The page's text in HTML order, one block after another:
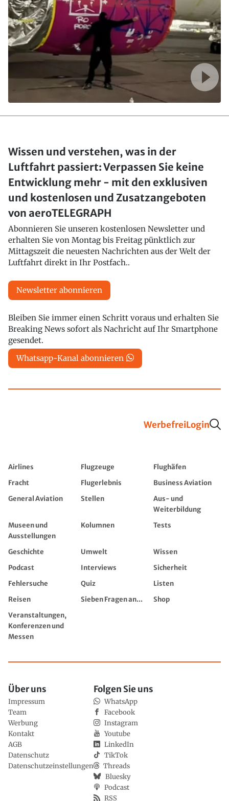
Wissen und verstehen, was in der
Luftfahrt passiert: Verpassen Sie keine
Entwicklung mehr - mit den exklusiven
und kostenlosen und Zusatzangeboten
von aeroTELEGRAPH
Abonnieren Sie unseren kostenlosen Newsletter und
erhalten Sie von Montag bis Freitag pünktlich zur
Mittagszeit die neuesten Nachrichten aus der Welt der
Luftfahrt direkt in Ihr Postfach..
Newsletter abonnieren
Bleiben Sie immer einen Schritt voraus und erhalten Sie
Breaking News sofort als Nachricht auf Ihr Smartphone
gesendet.
Whatsapp-Kanal abonnieren
WerbefreiLogin
Airlines Flugzeuge
Flughäfen
Fracht
Flugerlebnis
Business Aviation
General Aviation
Stellen
Aus- und
Weiterbildung
Museen und
Ausstellungen
Kolumnen Tests
Geschichte Umwelt
Wissen
Podcast
Interviews
Sicherheit
Fehlersuche
Quiz
Listen
Reisen
Sieben Fragen an...
Shop
Veranstaltungen,
Konferenzen und
Messen
Über uns
Impressum
Team
Werbung
Kontakt
AGB
Datenschutz
Datenschutzeinstellungen
Folgen Sie uns
WhatsApp
Facebook
Instagram
Youtube
LinkedIn
TikTok
Threads
Bluesky
Podcast
RSS